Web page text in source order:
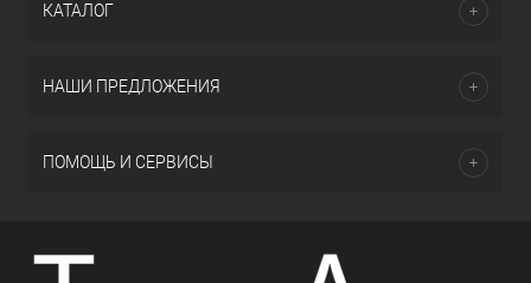
КАТАЛОГ
НАШИ ПРЕДЛОЖЕНИЯ
ПОМОЩЬ И СЕРВИСЫ